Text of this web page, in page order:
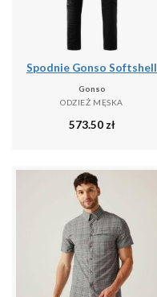
Spodnie Gonso Softshell
Gonso
ODZIEŻ MĘSKA
573.50zł